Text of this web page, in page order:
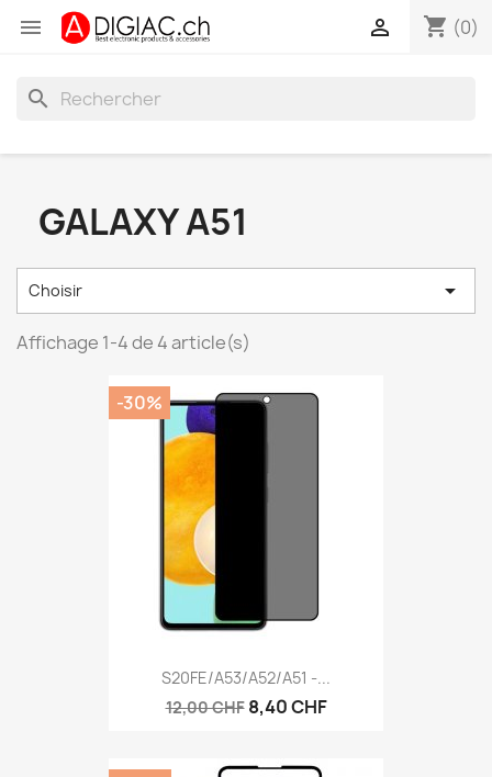
 shopping_cart (0)

search
GALAXY A51
Choisir 
Affichage 1-4 de 4 article(s)
S20FE/A53/A52/A51 -...
12,00 CHF 8,40 CHF
-30%